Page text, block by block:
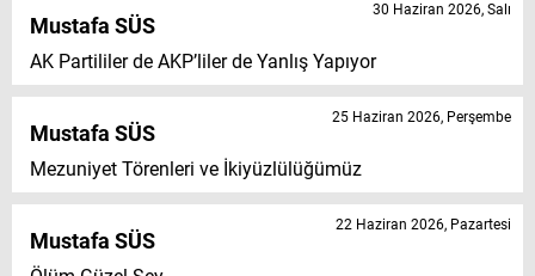
Mustafa SÜS
AK Partililer de AKP’liler de Yanlış Yapıyor
30 Haziran 2026, Salı
Mustafa SÜS
Mezuniyet Törenleri ve İkiyüzlülüğümüz
25 Haziran 2026, Perşembe
Mustafa SÜS
22 Haziran 2026, Pazartesi